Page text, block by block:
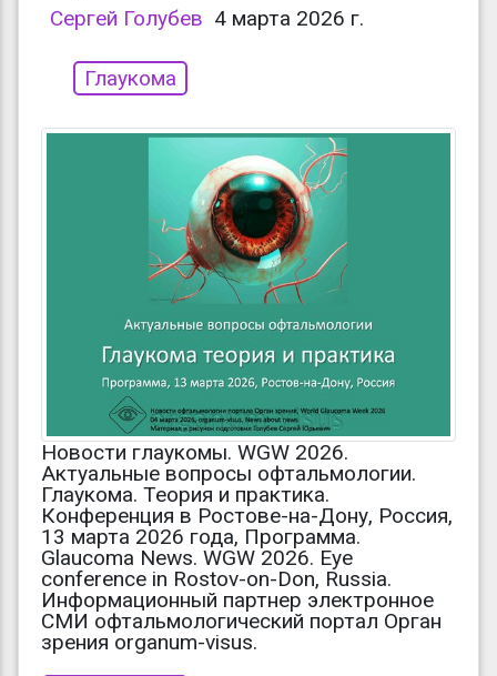
Сергей Голубев 4 марта 2026 г.
Глаукома
Новости глаукомы. WGW 2026.
Актуальные вопросы офтальмологии.
Глаукома. Теория и практика.
Конференция в Ростове-на-Дону, Россия,
13 марта 2026 года, Программа.
Glaucoma News. WGW 2026. Eye
conference in Rostov-on-Don, Russia.
Информационный партнер электронное
СМИ офтальмологический портал Орган
зрения organum-visus.